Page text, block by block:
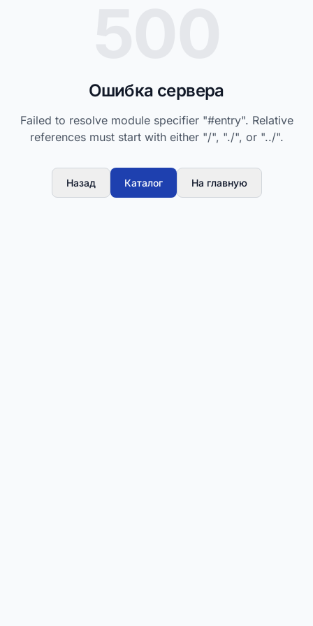
Ошибка сервера
Failed to resolve module specifier "#entry". Relative
references must start with either "/", "./", or "../".
Назад Каталог На главную